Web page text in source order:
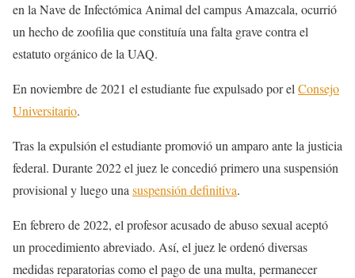
en la Nave de Infectómica Animal del campus Amazcala, ocurrió
un hecho de zoofilia que constituía una falta grave contra el
estatuto orgánico de la UAQ.
En noviembre de 2021 el estudiante fue expulsado por el Consejo
Universitario.
Tras la expulsión el estudiante promovió un amparo ante la justicia
federal. Durante 2022 el juez le concedió primero una suspensión
provisional y luego una suspensión definitiva.
En febrero de 2022, el profesor acusado de abuso sexual aceptó
un procedimiento abreviado. Así, el juez le ordenó diversas
medidas reparatorias como el pago de una multa, permanecer